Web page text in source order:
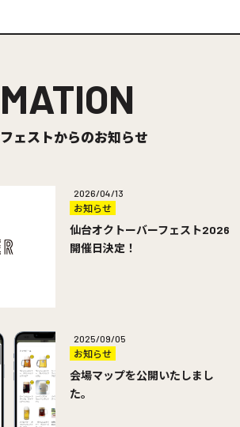
ェストからのお知らせ
2026/04/13
お知らせ
仙台オクトーバーフェスト2026
開催日決定！
2025/09/05
お知らせ
会場マップを公開いたしまし
た。